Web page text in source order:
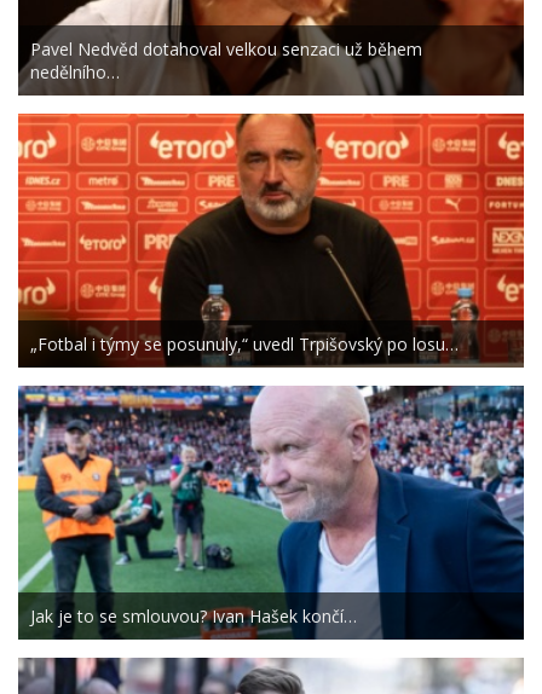
Pavel Nedvěd dotahoval velkou senzaci už během
nedělního…
„Fotbal i týmy se posunuly,“ uvedl Trpišovský po losu…
Jak je to se smlouvou? Ivan Hašek končí…